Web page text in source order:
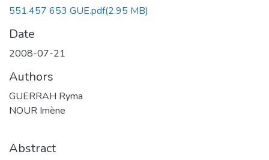
551.457 653 GUE.pdf(2.95 MB)
Date
2008-07-21
Authors
GUERRAH Ryma
NOUR Imène
Abstract